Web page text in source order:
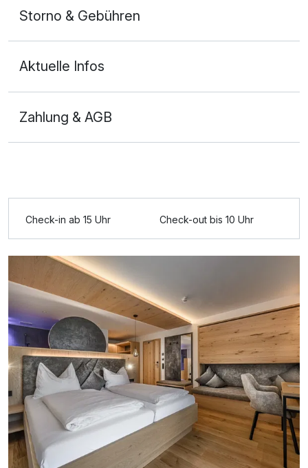
Für 7 Tage 536,00 €
Doppelzimmer Superior
2 Erwachsene
Storno & Gebühren
Aktuelle Infos
Zahlung & AGB
Check-in ab 15 Uhr Check-out bis 10 Uhr